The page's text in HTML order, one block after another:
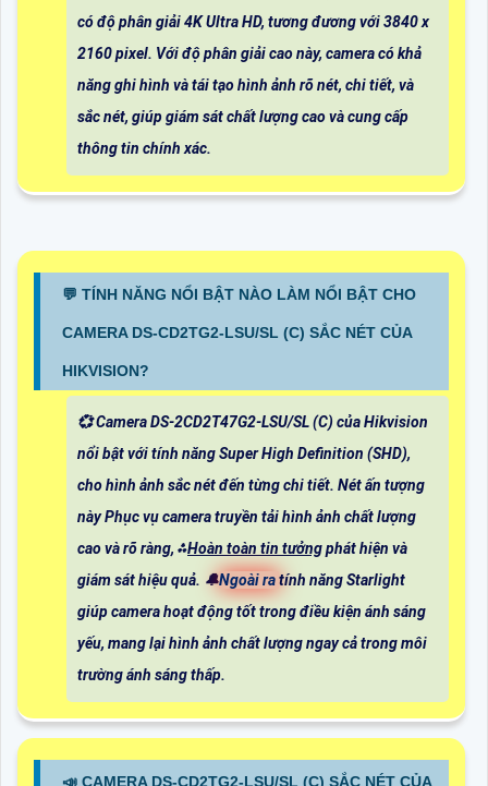
có độ phân giải 4K Ultra HD, tương đương với 3840 x
2160 pixel. Với độ phân giải cao này, camera có khả
năng ghi hình và tái tạo hình ảnh rõ nét, chi tiết, và
sắc nét, giúp giám sát chất lượng cao và cung cấp
thông tin chính xác.
️💬 TÍNH NĂNG NỔI BẬT NÀO LÀM NỔI BẬT CHO
CAMERA DS-CD2TG2-LSU/SL (C) SẮC NÉT CỦA
HIKVISION?
💞 Camera DS-2CD2T47G2-LSU/SL (C) của Hikvision
nổi bật với tính năng Super High Definition (SHD),
cho hình ảnh sắc nét đến từng chi tiết. Nét ấn tượng
này Phục vụ camera truyền tải hình ảnh chất lượng
cao và rõ ràng, ⁂Hoàn toàn tin tưởngphát hiện và
giám sát hiệu quả. 🔔Ngoài ratính năng Starlight
giúp camera hoạt động tốt trong điều kiện ánh sáng
yếu, mang lại hình ảnh chất lượng ngay cả trong môi
trường ánh sáng thấp.
📣 CAMERA DS-CD2TG2-LSU/SL (C) SẮC NÉT CỦA